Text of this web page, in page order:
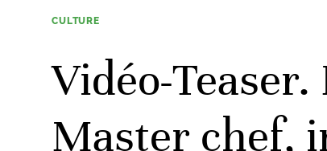
CULTURE
Vidéo-
Master chef,